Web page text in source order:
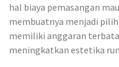
hal biaya pemasangan
membuatnya menjadi
memiliki anggaran
meningkatkan estetika